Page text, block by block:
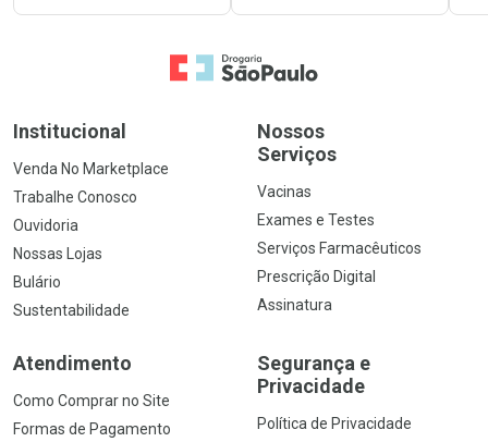
Ir para a Home
Institucional
Venda No Marketplace
Trabalhe Conosco
Ouvidoria
Nossas Lojas
Bulário
Sustentabilidade
Nossos
Serviços
Vacinas
Exames e Testes
Serviços Farmacêuticos
Prescrição Digital
Assinatura
Atendimento
Como Comprar no Site
Formas de Pagamento
Segurança e
Privacidade
Política de Privacidade